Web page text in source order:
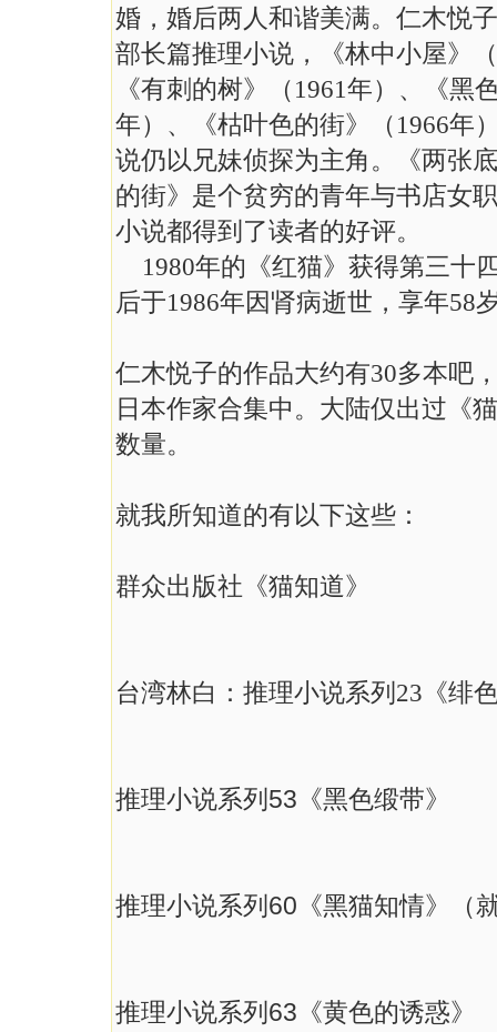
婚，婚后两人和谐美满。仁木悦
部长篇推理小说，《林中小屋》
《有刺的树》（1961年）、《黑
年）、《枯叶色的街》（1966年
说仍以兄妹侦探为主角。《两张
的街》是个贫穷的青年与书店女
小说都得到了读者的好评。
1980年的《红猫》获得第三十
后于1986年因肾病逝世，享年58
仁木悦子的作品大约有30多本吧
日本作家合集中。大陆仅出过《
数量。
就我所知道的有以下这些：
群众出版社《猫知道》
台湾林白：推理小说系列23《绯
推理小说系列53《黑色缎带》
推理小说系列60《黑猫知情》（
推理小说系列63《黄色的诱惑》